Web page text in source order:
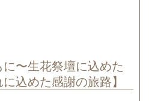
に〜生花祭壇に込めた
込めた感謝の旅路】